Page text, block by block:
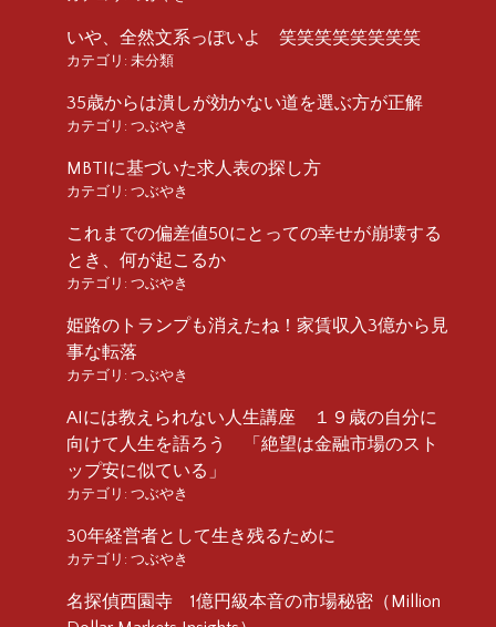
いや、全然文系っぽいよ 笑笑笑笑笑笑笑笑
カテゴリ: 未分類
35歳からは潰しが効かない道を選ぶ方が正解
カテゴリ: つぶやき
MBTIに基づいた求人表の探し方
カテゴリ: つぶやき
これまでの偏差値50にとっての幸せが崩壊する
とき、何が起こるか
カテゴリ: つぶやき
姫路のトランプも消えたね！家賃収入3億から見
事な転落
カテゴリ: つぶやき
AIには教えられない人生講座 １９歳の自分に
向けて人生を語ろう 「絶望は金融市場のスト
ップ安に似ている」
カテゴリ: つぶやき
30年経営者として生き残るために
カテゴリ: つぶやき
名探偵西園寺 1億円級本音の市場秘密（Million